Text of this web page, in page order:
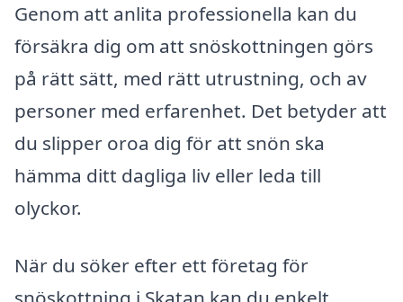
Genom att anlita professionella kan du
försäkra dig om att snöskottningen görs
på rätt sätt, med rätt utrustning, och av
personer med erfarenhet. Det betyder att
du slipper oroa dig för att snön ska
hämma ditt dagliga liv eller leda till
olyckor.
När du söker efter ett företag för